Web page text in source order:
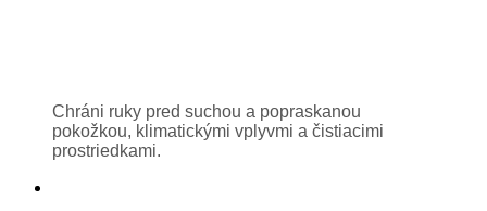
Chráni ruky pred suchou a popraskanou
pokožkou, klimatickými vplyvmi a čistiacimi
prostriedkami.